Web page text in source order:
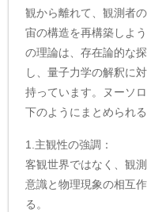
観から離れて、観測者
宙の構造を再構築しよ
の理論は、存在論的な
し、量子力学の解釈に
持っています。ヌーソ
下のようにまとめられ
1.主観性の強調：
客観世界ではなく、観
意識と物理現象の相互
る。